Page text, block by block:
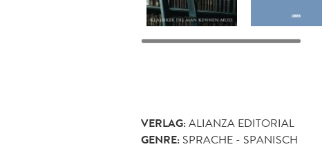
VERLAG:ALIANZA EDITORIAL
GENRE: SPRACHE - SPANISCH